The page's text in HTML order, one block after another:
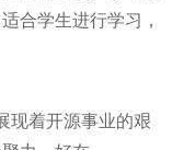
合学生进行学习，
现着开源事业的艰